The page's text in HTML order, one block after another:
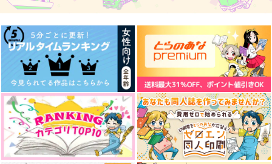
インドラ神のバレンタ
イン騒動
くみさんち
787円（税込）
インドラ
夏の終わりの橙色
ＴＥＡＴＬＩＮＥ
770円（税込）
守沢千秋×明星スバル
REBOOT
マブリート
1,642円（税込）
ホークス×轟冬美